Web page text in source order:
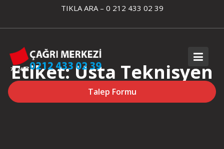
content
TIKLA ARA – 0 212 433 02 39
Talep Formu
Etiket:Usta Teknisyen
Cevizlibağ